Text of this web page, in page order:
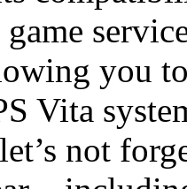
you
Vita
not